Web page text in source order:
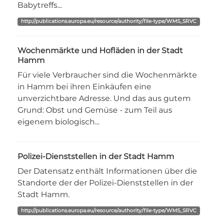
Babytreffs...
http://publications.europa.eu/resource/authority/file-type/WMS_SRVC
Wochenmärkte und Hofläden in der Stadt
Hamm
Für viele Verbraucher sind die Wochenmärkte
in Hamm bei ihren Einkäufen eine
unverzichtbare Adresse. Und das aus gutem
Grund: Obst und Gemüse - zum Teil aus
eigenem biologisch...
Polizei-Dienststellen in der Stadt Hamm
Der Datensatz enthält Informationen über die
Standorte der der Polizei-Dienststellen in der
Stadt Hamm.
http://publications.europa.eu/resource/authority/file-type/WMS_SRVC